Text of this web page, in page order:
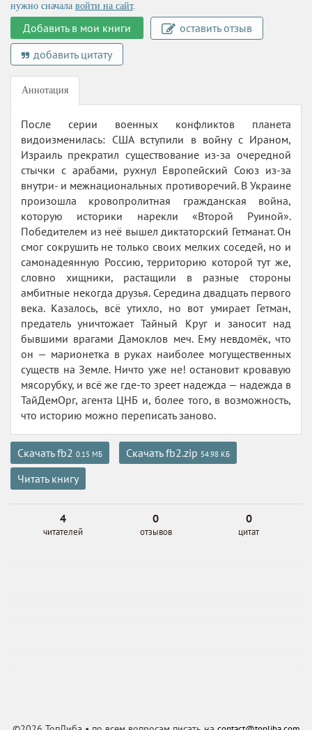
нужно сначала войти на сайт.
Добавить в мои книги
оставить отзыв
добавить цитату
Аннотация
После серии военных конфликтов планета
видоизменилась: США вступили в войну с Ираном,
Израиль прекратил существование из-за очередной
стычки с арабами, рухнул Европейский Союз из-за
внутри- и межнациональных противоречий. В Украине
произошла кровопролитная гражданская война,
которую историки нарекли «Второй Руиной».
Победителем из неё вышел диктаторский Гетманат. Он
смог сокрушить не только своих мелких соседей, но и
самонадеянную Россию, территорию которой тут же,
словно хищники, растащили в разные стороны
амбитные некогда друзья. Середина двадцать первого
века. Казалось, всё утихло, но вот умирает Гетман,
предатель уничтожает Тайный Круг и заносит над
бывшими врагами Дамоклов меч. Ему невдомёк, что
он — марионетка в руках наиболее могущественных
существ на Земле. Ничто уже не! остановит кровавую
мясорубку, и всё же где-то зреет надежда — надежда в
ТайДемОрг, агента ЦНБ и, более того, в возможность,
что историю можно переписать заново.
Скачать fb2 0.15 МБ Скачать fb2.zip 54.98 КБ
Читать книгу
4
читателей
0
отзывов
0
цитат